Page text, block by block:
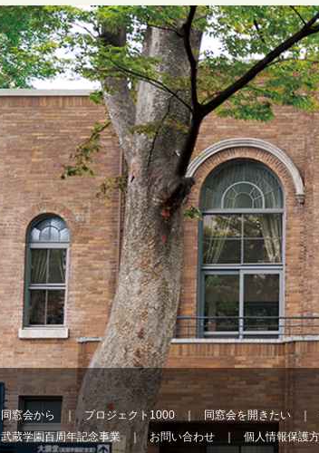
同窓会から プロジェクト1000 同窓会を開きたい
武蔵学園百周年記念事業
お問い合わせ 個人情報保護